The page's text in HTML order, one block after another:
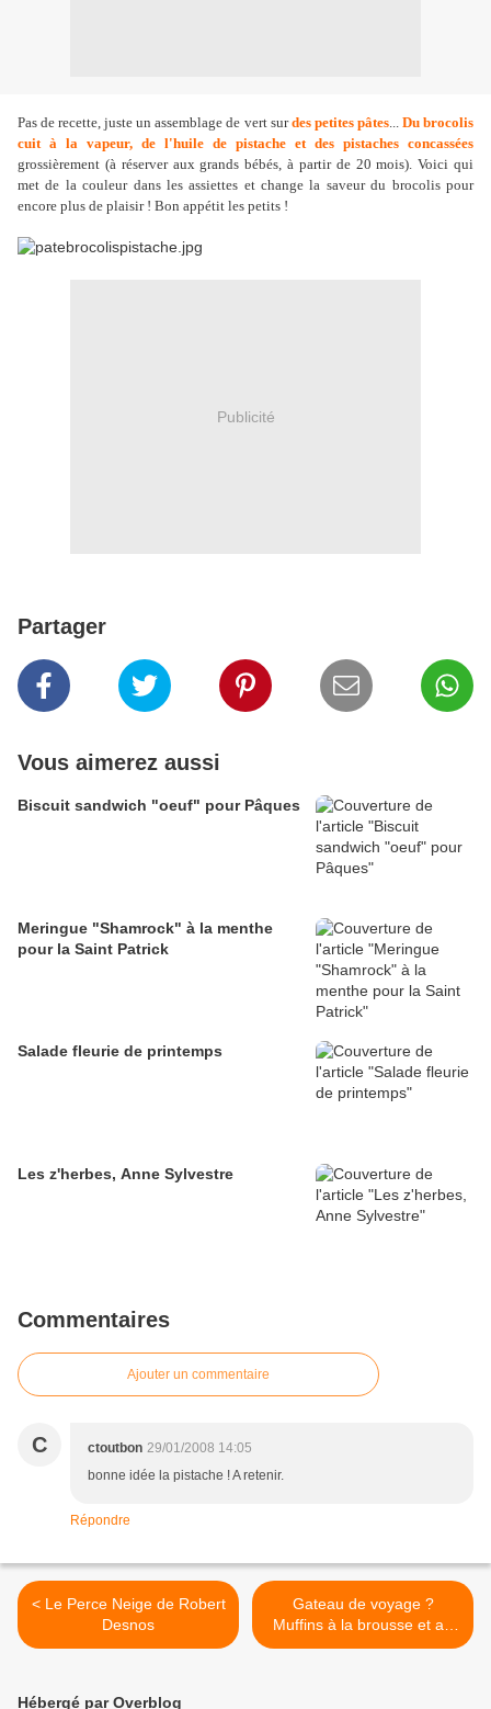
Pas de recette, juste un assemblage de vert surdes petites pâtes... Du brocolis
cuit à la vapeur, de l'huile de pistache et des pistaches concassées
grossièrement (à réserver aux grands bébés, à partir de 20 mois). Voici qui
met de la couleur dans les assiettes et change la saveur du brocolis pour
encore plus de plaisir ! Bon appétit les petits !
Publicité
Partager
Vous aimerez aussi
Biscuit sandwich "oeuf" pour Pâques
Meringue "Shamrock" à la menthe
pour la Saint Patrick
Salade fleurie de printemps
Les z'herbes, Anne Sylvestre
Commentaires
Ajouter un commentaire
C ctoutbon 29/01/2008 14:05
bonne idée la pistache ! A retenir.
Répondre
< Le Perce Neige de Robert
Desnos
Gateau de voyage ?
Muffins à la brousse et au
brocolis, pistaches et citron
Hébergé par Overblog